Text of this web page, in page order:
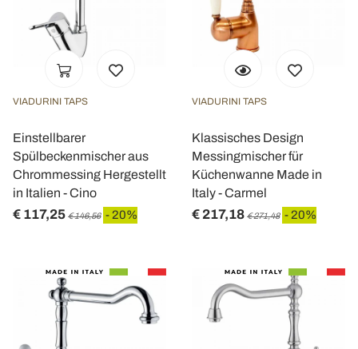
VIADURINI TAPS
Einstellbarer
Spülbeckenmischer aus
Chrommessing Hergestellt
in Italien - Cino
€ 117,25 € 146,56 - 20%
VIADURINI TAPS
Klassisches Design
Messingmischer für
Küchenwanne Made in
Italy - Carmel
€ 217,18 € 271,48 - 20%